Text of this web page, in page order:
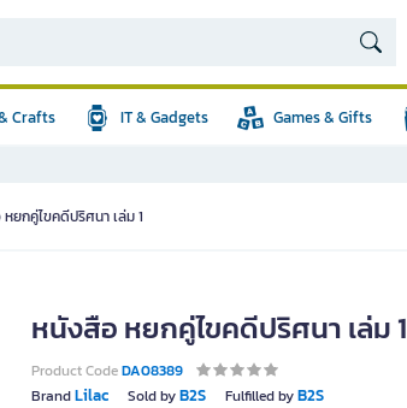
Crafts IT & Gadgets Games & Gifts
ยกคู่ไขคดีปริศนา เล่ม 1
หนังสือ หยกคู่ไขคดีปริศนา เล่ม 1
Product CodeDA08389
BrandLilac Sold byB2S Fulfilled byB2S